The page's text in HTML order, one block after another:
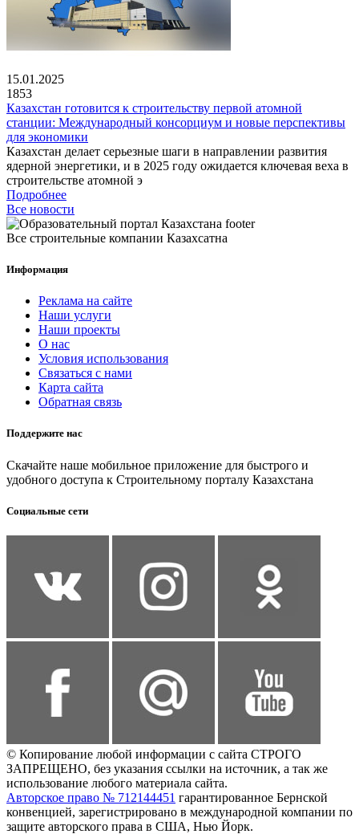
15.01.2025
1853
Казахстан готовится к строительству первой атомной
станции: Международный консорциум и новые перспективы
для экономики
Казахстан делает серьезные шаги в направлении развития
ядерной энергетики, и в 2025 году ожидается ключевая веха в
строительстве атомной э
Подробнее
Все новости
Все строительные компании Казахсатна
Информация
Реклама на сайте
Наши услуги
Наши проекты
О нас
Условия использования
Связаться с нами
Карта сайта
Обратная связь
Поддержите нас
Скачайте наше мобильное приложение для быстрого и
удобного доступа к Строительному порталу Казахстана
Социальные сети
© Копирование любой информации с сайта СТРОГО
ЗАПРЕЩЕНО, без указания ссылки на источник, а так же
использование любого материала сайта.
Авторское право № 712144451 гарантированное Бернской
конвенцией, зарегистрировано в международной компании по
защите авторского права в США, Нью Йорк.